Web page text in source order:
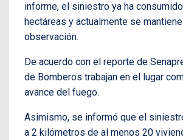
informe, el siniestro ya ha
hectáreas y actualmente se
observación.
De acuerdo con el reporte de
de Bomberos trabajan en el lugar
avance del fuego.
Asimismo, se informó que el
a 2 kilómetros de al menos 20